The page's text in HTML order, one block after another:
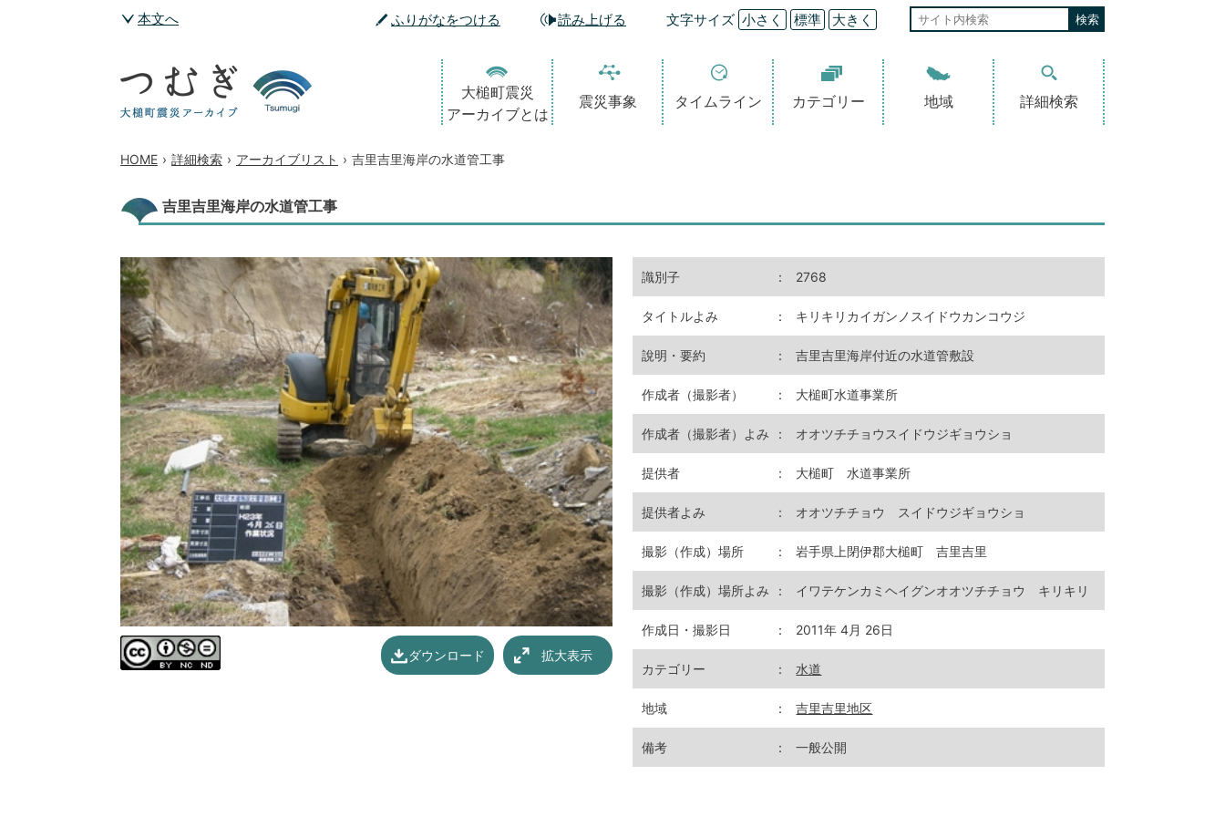
本文へ ふりがなをつける 読み上げる 文字サイズ 小さく 標準 大きく
大槌町震災
アーカイブとは
震災事象 タイムライン カテゴリー 地域 詳細検索
HOME › 詳細検索 › アーカイブリスト › 吉里吉里海岸の水道管工事
吉里吉里海岸の水道管工事
拡大表示
ダウンロード
識別子 ： 2768
タイトルよみ ： キリキリカイガンノスイドウカンコウジ
說明・要約 ： 吉里吉里海岸付近の水道管敷設
作成者（撮影者） ： 大槌町水道事業所
作成者（撮影者）よみ ： オオツチチョウスイドウジギョウショ
提供者 ： 大槌町 水道事業所
提供者よみ ： オオツチチョウ スイドウジギョウショ
撮影（作成）場所 ： 岩手県上閉伊郡大槌町 吉里吉里
撮影（作成）場所よみ ： イワテケンカミヘイグンオオツチチョウ キリキリ
作成日・撮影日 ： 2011年 4月 26日
カテゴリー ： 水道
地域 ： 吉里吉里地区
備考 ： 一般公開